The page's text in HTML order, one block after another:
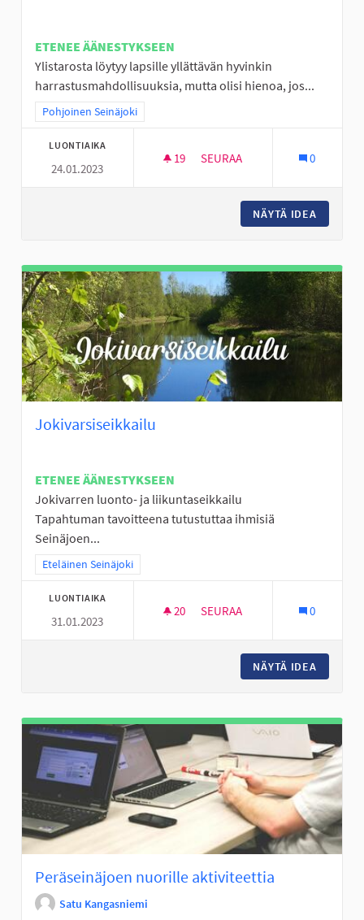
ETENEE ÄÄNESTYKSEEN
Ylistarosta löytyy lapsille yllättävän hyvinkin
harrastusmahdollisuuksia, mutta olisi hienoa, jos...
Rajaa tulokset teeman mukaan: Pohjoinen Seinäjoki
Pohjoinen Seinäjoki
LUONTIAIKA
24.01.2023
19 19 SEURAAJAA
SEURAA 0
NÄYTÄ IDEA
Jokivarsiseikkailu
ETENEE ÄÄNESTYKSEEN
Jokivarren luonto- ja liikuntaseikkailu
Tapahtuman tavoitteena tutustuttaa ihmisiä
Seinäjoen...
Rajaa tulokset teeman mukaan: Eteläinen Seinäjoki
Eteläinen Seinäjoki
LUONTIAIKA
31.01.2023
20 20 SEURAAJAA
SEURAA 0
NÄYTÄ IDEA
Peräseinäjoen nuorille aktiviteettia
Satu Kangasniemi